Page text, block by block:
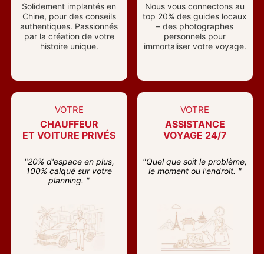
Solidement implantés en
Chine, pour des conseils
authentiques. Passionnés
par la création de votre
histoire unique.
Nous vous connectons au
top 20% des guides locaux
– des photographes
personnels pour
immortaliser votre voyage.
VOTRE
CHAUFFEUR
ET VOITURE PRIVÉS
"20% d'espace en plus,
100% calqué sur votre
planning. "
VOTRE
ASSISTANCE
VOYAGE 24/7
"Quel que soit le problème,
le moment ou l'endroit. "